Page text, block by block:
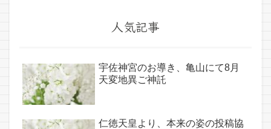
人気記事
宇佐神宮のお導き、亀山にて8月
天変地異ご神託
仁徳天皇より、本来の姿の投稿協